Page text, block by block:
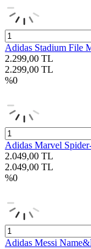
Adidas Stadium File
2.299,00 TL
2.299,00 TL
%0
Adidas Marvel
2.049,00 TL
2.049,00 TL
%0
Adidas Messi